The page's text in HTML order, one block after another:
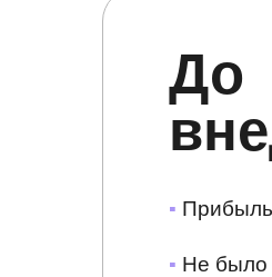
▪
▪ Не было
До